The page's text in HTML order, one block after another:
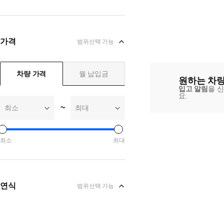
가격 범위선택 가능
차량 가격 월 납입금
최소 ~ 최대
최소 최대
연식 범위선택 가능
원하는 차
입고 알림 을
요.